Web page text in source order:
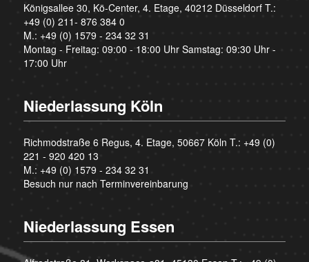
Königsallee 30, Kö-Center, 4. Etage, 40212 Düsseldorf T.:
+49 (0) 211- 876 384 0
M.: +49 (0) 1579 - 234 32 31
Montag - Freitag: 09:00 - 18:00 Uhr Samstag: 09:30 Uhr -
17:00 Uhr
Niederlassung Köln
Richmodstraße 6 Regus, 4. Etage, 50667 Köln T.: +49 (0)
221 - 920 420 13
M.: +49 (0) 1579 - 234 32 31
Besuch nur nach Terminvereinbarung
Niederlassung Essen